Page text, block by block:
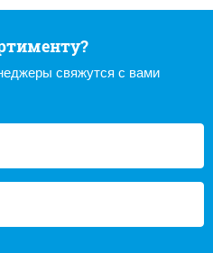
свяжутся с вами